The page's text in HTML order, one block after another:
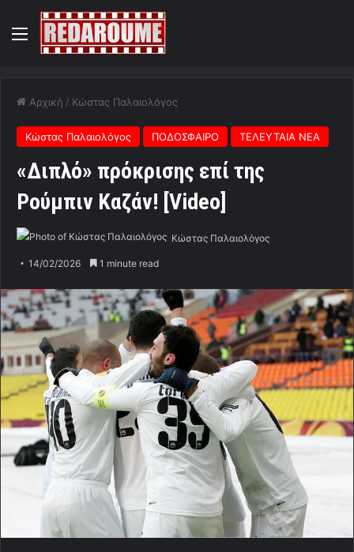
Menu
Αρχική / Κώστας Παλαιολόγος
Κώστας Παλαιολόγος ΠΟΔΟΣΦΑΙΡΟ ΤΕΛΕΥΤΑΙΑ ΝΕΑ
«Διπλό» πρόκρισης επί της
Ρούμπιν Καζάν! [Video]
Κώστας Παλαιολόγος
14/02/2026 1 minute read